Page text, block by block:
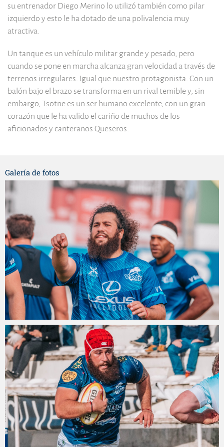
su entrenador Diego Merino lo utilizó también como pilar
izquierdo y esto le ha dotado de una polivalencia muy
atractiva.
Un tanque es un vehículo militar grande y pesado, pero
cuando se pone en marcha alcanza gran velocidad a través de
terrenos irregulares. Igual que nuestro protagonista. Con un
balón bajo el brazo se transforma en un rival temible y, sin
embargo, Tsotne es un ser humano excelente, con un gran
corazón que le ha valido el cariño de muchos de los
aficionados y canteranos Queseros.
Galería de fotos